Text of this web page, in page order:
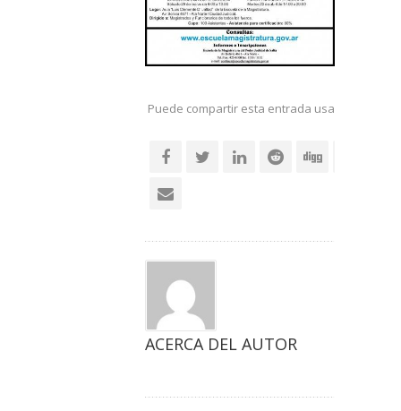
Puede compartir esta entrada usando sus
ACERCA DEL AUTOR